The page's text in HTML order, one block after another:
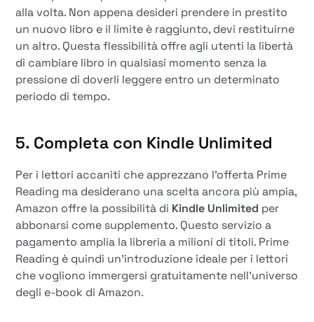
alla volta. Non appena desideri prendere in prestito
un nuovo libro e il limite è raggiunto, devi restituirne
un altro. Questa flessibilità offre agli utenti la libertà
di cambiare libro in qualsiasi momento senza la
pressione di doverli leggere entro un determinato
periodo di tempo.
5. Completa con Kindle Unlimited
Per i lettori accaniti che apprezzano l'offerta Prime
Reading ma desiderano una scelta ancora più ampia,
Amazon offre la possibilità di Kindle Unlimited per
abbonarsi come supplemento. Questo servizio a
pagamento amplia la libreria a milioni di titoli. Prime
Reading è quindi un'introduzione ideale per i lettori
che vogliono immergersi gratuitamente nell'universo
degli e-book di Amazon.